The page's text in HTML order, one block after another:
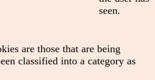
seen.
are those that are being
classified into a category as